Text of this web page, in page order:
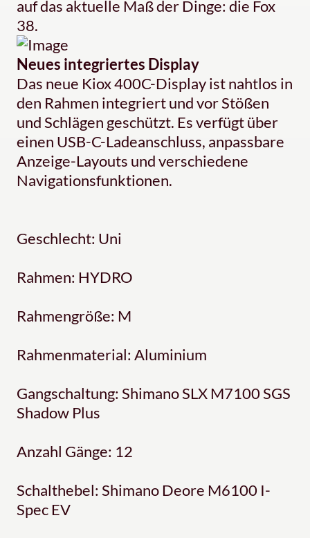
auf das aktuelle Maß der Dinge: die Fox
38.
Neues integriertes Display
Das neue Kiox 400C-Display ist nahtlos in
den Rahmen integriert und vor Stößen
und Schlägen geschützt. Es verfügt über
einen USB-C-Ladeanschluss, anpassbare
Anzeige-Layouts und verschiedene
Navigationsfunktionen.
Geschlecht: Uni
Rahmen: HYDRO
Rahmengröße: M
Rahmenmaterial: Aluminium
Gangschaltung: Shimano SLX M7100 SGS
Shadow Plus
Anzahl Gänge: 12
Schalthebel: Shimano Deore M6100 I-
Spec EV